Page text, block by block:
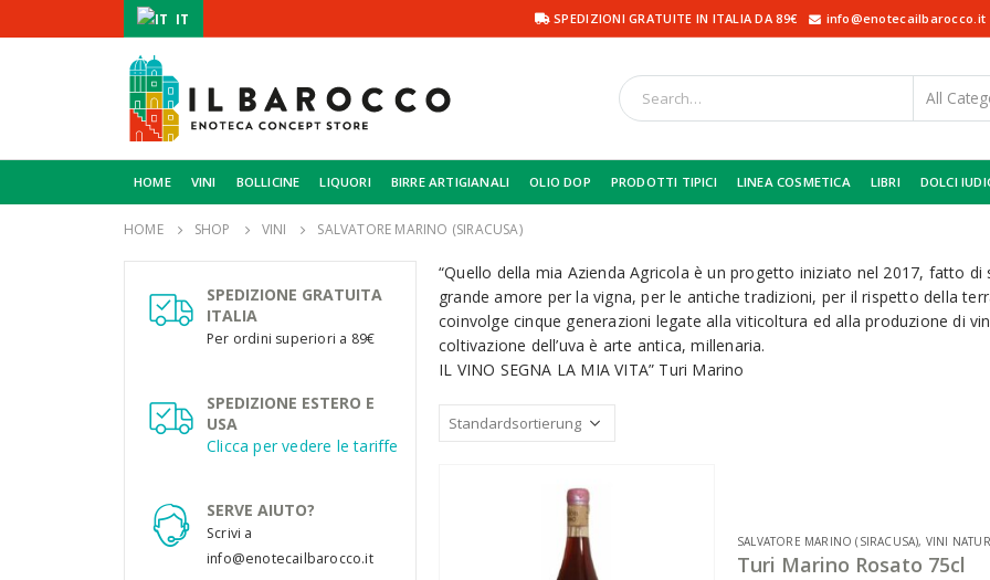
IT SPEDIZIONI GRATUITE IN ITALIA DA 89€ info@enotecailbarocco.it
HOME VINI BOLLICINE LIQUORI BIRRE ARTIGIANALI OLIO DOP PRODOTTI TIPICI LINEA COSMETICA LIBRI DOLCI
HOME SHOP VINI SALVATORE MARINO (SIRACUSA)
“Quello della mia Azienda Agricola è un progetto iniziato nel 2017, fatto
grande amore per la vigna, per le antiche tradizioni, per il rispetto della
coinvolge cinque generazioni legate alla viticoltura ed alla produzione di
coltivazione dell’uva è arte antica, millenaria.
IL VINO SEGNA LA MIA VITA” Turi Marino
SALVATORE MARINO (SIRACUSA), VINI
Turi Marino Rosato 75cl
SPEDIZIONE GRATUITA
ITALIA
Per ordini superiori a 89€
SPEDIZIONE ESTERO E
USA
Clicca per vedere le tariffe
SERVE AIUTO?
Scrivi a
info@enotecailbarocco.it